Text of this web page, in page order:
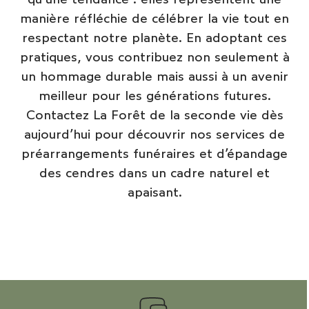
manière réfléchie de célébrer la vie tout en
respectant notre planète. En adoptant ces
pratiques, vous contribuez non seulement à
un hommage durable mais aussi à un avenir
meilleur pour les générations futures.
Contactez La Forêt de la seconde vie dès
aujourd’hui pour découvrir nos services de
préarrangements funéraires et d’épandage
des cendres dans un cadre naturel et
apaisant.